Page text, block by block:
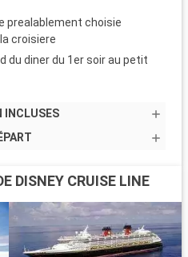
prealablement choisie
croisiere
du diner du 1er soir au petit
INCLUSES
DISNEY CRUISE LINE